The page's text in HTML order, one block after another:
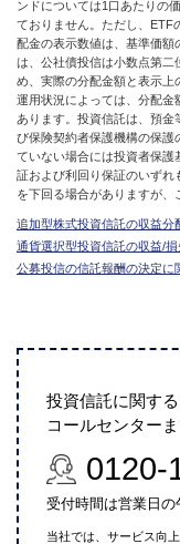
ンドについては1口あたりの
ておりません。ただし、ETF
配金の表示数値は、基準価額
は、公社債投信は小数点第二
め、実際の分配金額と表示上
運用状況によっては、分配金
あります。投資信託は、預金
び保険契約者保護機構の保護
ていない場合には投資者保護
証および利回り保証のいずれ
を下回る場合がありますが、
追加型株式投資信託の収益分
通貨選択型投資信託の収益/
公募投信の信託報酬の決定に
投資信託に関す
コールセンター
0120-
受付時間は営業日
当社では、サービス向